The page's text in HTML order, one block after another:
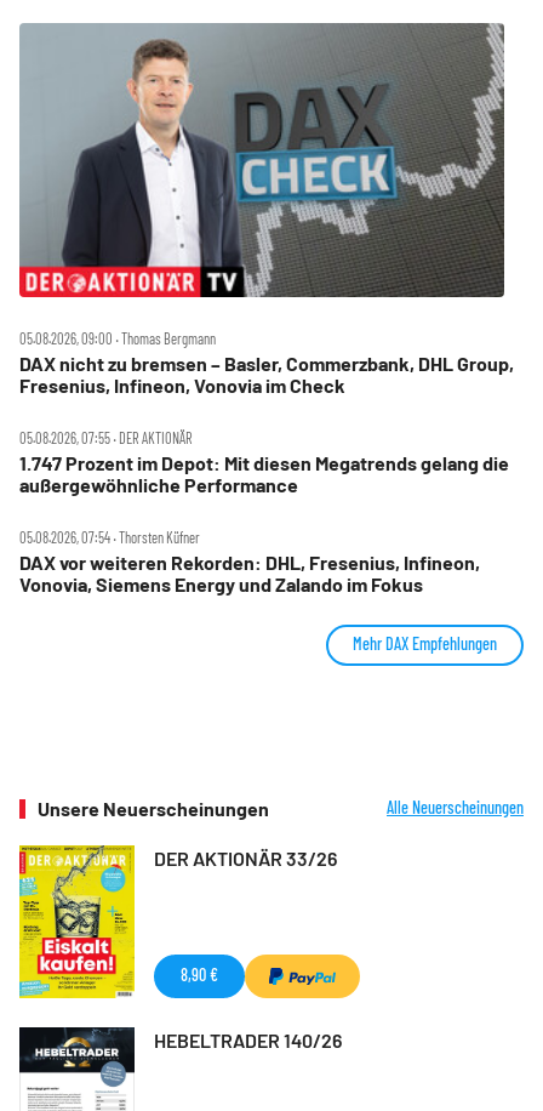
05.08.2026, 09:00 ‧ Thomas Bergmann
DAX nicht zu bremsen – Basler, Commerzbank, DHL Group,
Fresenius, Infineon, Vonovia im Check
05.08.2026, 07:55 ‧ DER AKTIONÄR
1.747 Prozent im Depot: Mit diesen Megatrends gelang die
außergewöhnliche Performance
05.08.2026, 07:54 ‧ Thorsten Küfner
DAX vor weiteren Rekorden: DHL, Fresenius, Infineon,
Vonovia, Siemens Energy und Zalando im Fokus
Mehr DAX Empfehlungen
Unsere Neuerscheinungen Alle Neuerscheinungen
DER AKTIONÄR 33/26
8,90 €
HEBELTRADER 140/26